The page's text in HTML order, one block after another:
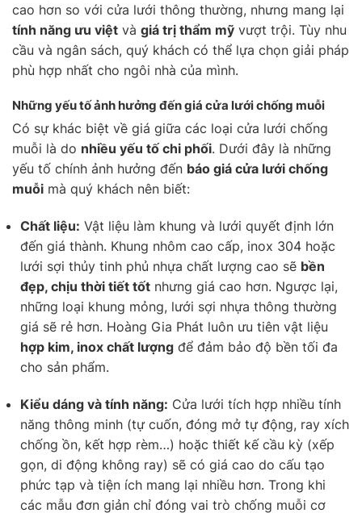
cao hơn so với cửa lưới thông thường, nhưng mang lại
tính năng ưu việt và giá trị thẩm mỹ vượt trội. Tùy nhu
cầu và ngân sách, quý khách có thể lựa chọn giải pháp
phù hợp nhất cho ngôi nhà của mình.
Những yếu tố ảnh hưởng đến giá cửa lưới chống muỗi
Có sự khác biệt về giá giữa các loại cửa lưới chống
muỗi là do nhiều yếu tố chi phối. Dưới đây là những
yếu tố chính ảnh hưởng đến báo giá cửa lưới chống
muỗi mà quý khách nên biết:
Chất liệu: Vật liệu làm khung và lưới quyết định lớn
đến giá thành. Khung nhôm cao cấp, inox 304 hoặc
lưới sợi thủy tinh phủ nhựa chất lượng cao sẽ bền
đẹp, chịu thời tiết tốt nhưng giá cao hơn. Ngược lại,
những loại khung mỏng, lưới sợi nhựa thông thường
giá sẽ rẻ hơn. Hoàng Gia Phát luôn ưu tiên vật liệu
hợp kim, inox chất lượng để đảm bảo độ bền tối đa
cho sản phẩm.
Kiểu dáng và tính năng: Cửa lưới tích hợp nhiều tính
năng thông minh (tự cuốn, đóng mở tự động, ray xích
chống ồn, kết hợp rèm…) hoặc thiết kế cầu kỳ (xếp
gọn, di động không ray) sẽ có giá cao do cấu tạo
phức tạp và tiện ích mang lại nhiều hơn. Trong khi
các mẫu đơn giản chỉ đóng vai trò chống muỗi cơ